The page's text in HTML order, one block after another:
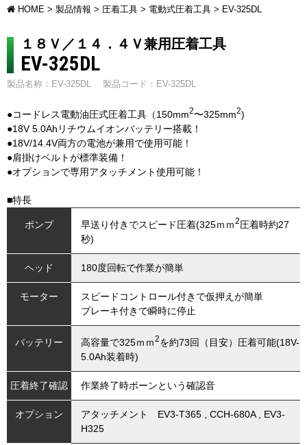
HOME > 製品情報 > 圧着工具 > 電動式圧着工具 > EV-325DL
１８Ｖ／１４．４Ｖ兼用圧着工具
EV-325DL
製品名称：EV-325DL 製品コード：EV-325DL
●コードレス電動油圧式圧着工具（150mm2〜325mm2)
●18V 5.0Ahリチウムイオンバッテリー搭載！
●18V/14.4V両方の電池が兼用で使用可能！
●肩掛けベルトが標準装備！
●オプションで専用アタッチメント使用可能！
■特長
ポンプ 早送り付きでスピード圧着(325ｍｍ2圧着時約27
秒)
ヘッド 180度回転で作業が簡単
モーター
スピードコントロール付きで仮押えが簡単
ブレーキ付きで瞬時に停止
バッテリー 高容量で325ｍｍ2を約73回（目安）圧着可能(18V-
5.0Ah装着時)
圧着終了確認 作業終了時ポーンという確認音
オプション
アタッチメント EV3-T365 , CCH-680A , EV3-
H325